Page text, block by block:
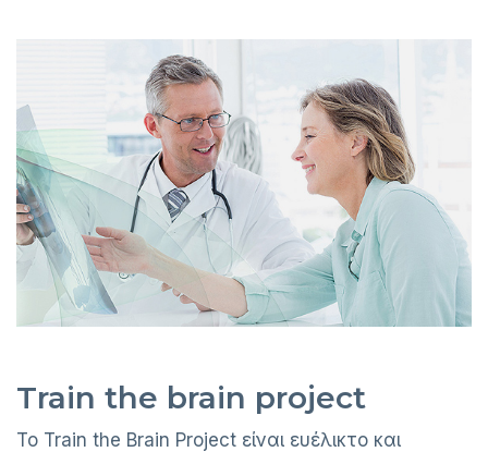
Train the brain project
Το Train the Brain Project είναι ευέλικτο και